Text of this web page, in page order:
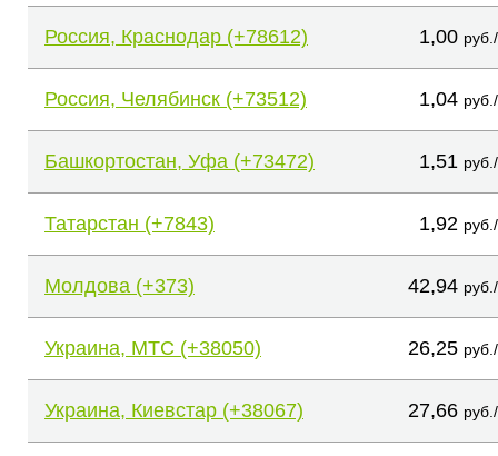
Россия, Краснодар (+78612) 1,00
Россия, Челябинск (+73512) 1,04
Башкортостан, Уфа (+73472) 1,51
Татарстан (+7843) 1,92
Молдова (+373) 42,94
Украина, МТС (+38050) 26,25
Украина, Киевстар (+38067) 27,66